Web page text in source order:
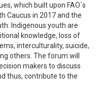
which built upon FAO´s
Caucus in 2017 and the
Indigenous youth are
knowledge, loss of
interculturality, suicide,
others. The forum will
makers to discuss
thus, contribute to the